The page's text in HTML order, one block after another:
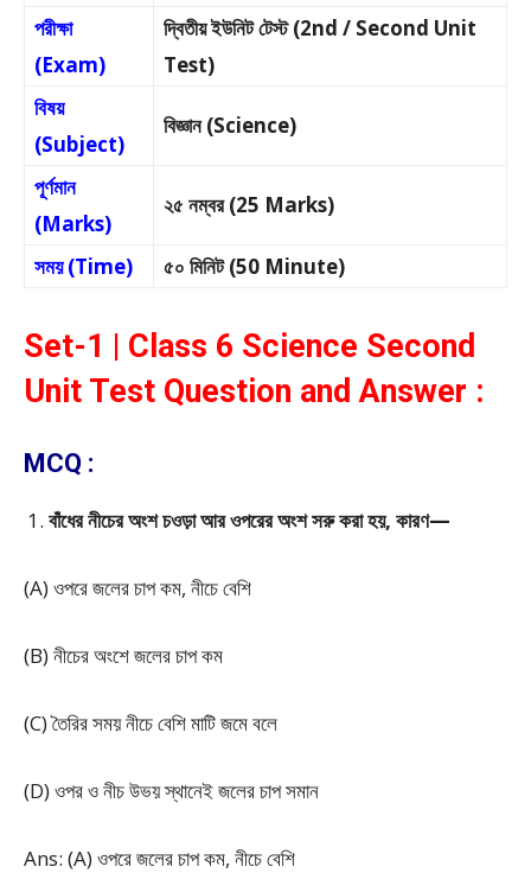
পরীক্ষা
(Exam)
দ্বিতীয় ইউনিট টেস্ট (2nd / Second Unit
Test)
বিষয়
(Subject)
বিজ্ঞান (Science)
পূর্ণমান
(Marks)
২৫ নম্বর (25 Marks)
সময় (Time) ৫০ মিনিট (50 Minute)
Set-1 | Class 6 Science Second
Unit Test Question and Answer :
MCQ :
বাঁধের নীচের অংশ চওড়া আর ওপরের অংশ সরু করা হয়, কারণ—
(A) ওপরে জলের চাপ কম, নীচে বেশি
(B) নীচের অংশে জলের চাপ কম
(C) তৈরির সময় নীচে বেশি মাটি জমে বলে
(D) ওপর ও নীচ উভয় স্থানেই জলের চাপ সমান
Ans: (A) ওপরে জলের চাপ কম, নীচে বেশি